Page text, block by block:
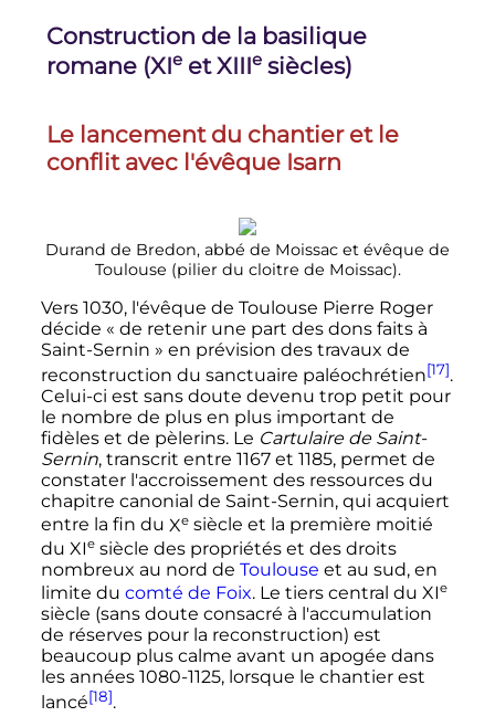
Construction de la basilique
romane (XIe et XIIIe siècles)
Le lancement du chantier et le
conflit avec l'évêque Isarn
Durand de Bredon, abbé de Moissac et évêque de
Toulouse (pilier du cloitre de Moissac).
Vers 1030, l'évêque de Toulouse Pierre Roger
décide « de retenir une part des dons faits à
Saint-Sernin » en prévision des travaux de
reconstruction du sanctuaire paléochrétien[17].
Celui-ci est sans doute devenu trop petit pour
le nombre de plus en plus important de
fidèles et de pèlerins. Le Cartulaire de Saint-
Sernin, transcrit entre 1167 et 1185, permet de
constater l'accroissement des ressources du
chapitre canonial de Saint-Sernin, qui acquiert
entre la fin du Xe siècle et la première moitié
du XIe siècle des propriétés et des droits
nombreux au nord de Toulouse et au sud, en
limite du comté de Foix. Le tiers central du XIe
siècle (sans doute consacré à l'accumulation
de réserves pour la reconstruction) est
beaucoup plus calme avant un apogée dans
les années 1080-1125, lorsque le chantier est
lancé[18].